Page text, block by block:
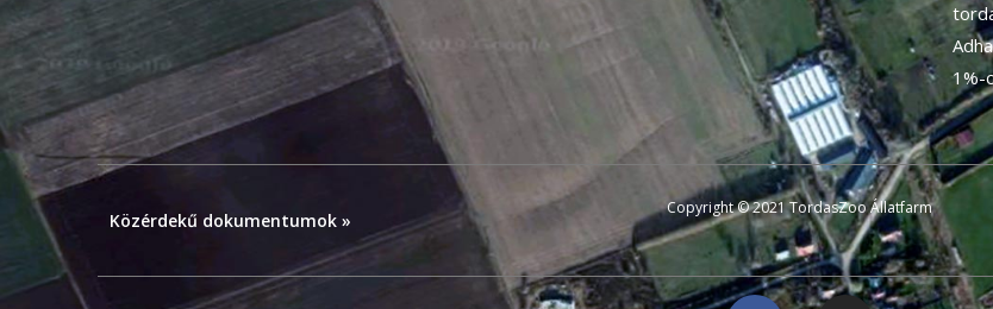
1%-
Közérdekű dokumentumok »
Copyright © 2021 TordasZoo Állatfarm